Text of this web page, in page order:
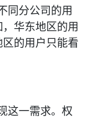
同分公司的用
华东地区的用
的用户只能看
这一需求。权